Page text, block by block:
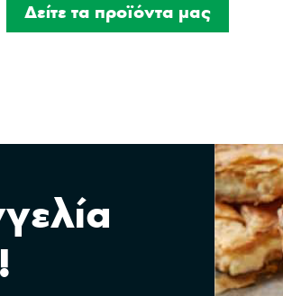
Δείτε τα προϊόντα μας